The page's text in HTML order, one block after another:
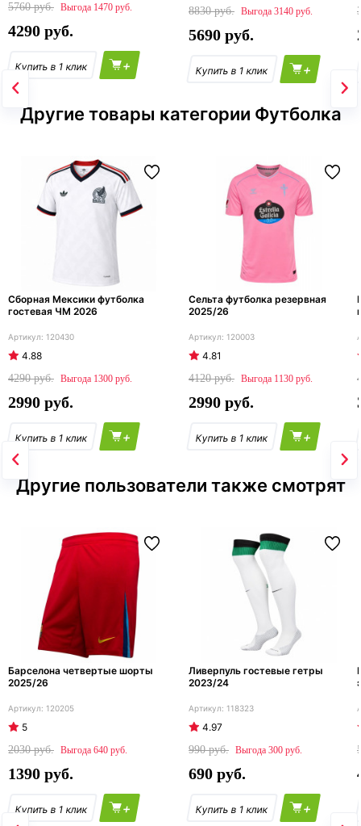
5760
1470
4290
+
8830
3140
5690
+
Другие товары категории Футболка
Сборная Мексики футболка
гостевая ЧМ 2026
120430
4.88
4290
1300
2990
+
Сельта футболка резервная
2025/26
120003
4.81
4120
1130
2990
+
Другие пользователи также смотрят
Барселона четвертые шорты
2025/26
120205
5
2030
640
1390
+
Ливерпуль гостевые гетры
2023/24
118323
4.97
990
300
690
+